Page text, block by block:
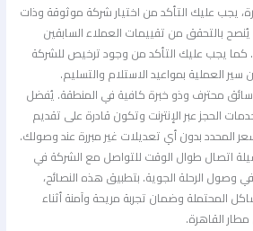
يجب عليك التأكد من اختيار شركة موثوقة وذات
بالتحقق من تقييمات العملاء السابقين
يجب عليك التأكد من وجود ترخيص للشركة
العملية بمواعيد الاستلام والتسليم.
محترف وذو خبرة كافية في المنطقة. يُفضل
الحجز عبر الإنترنت وتكون قادرة على تقديم
بدون أي تعديلات غير مبررة عند وصولك.
اتصال طوال الوقت للتواصل مع الشركة في
الرحلة الجوية. بتطبيق هذه النصائح،
وضمان تجربة مريحة وآمنة أثناء
القاهرة.